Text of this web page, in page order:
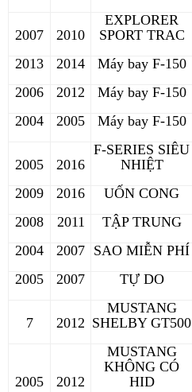
2007 2010
EXPLORER
SPORT TRAC
2013
2014 Máy bay F-150
2006
2012 Máy bay F-150
2004
2005 Máy bay F-150
2005 2016
F-SERIES SIÊU
NHIỆT
2009
2016 UỐN CONG
2008
2011 TẬP TRUNG
2004
2007 SAO MIỄN PHÍ
2005
2007 TỰ DO
7 2012
MUSTANG
SHELBY GT500
2005 2012
MUSTANG
KHÔNG CÓ
HID